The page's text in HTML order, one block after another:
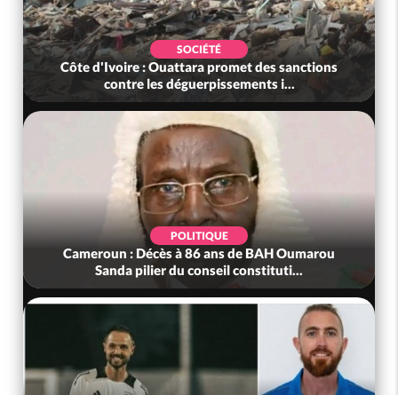
SOCIÉTÉ
Côte d'Ivoire : Ouattara promet des sanctions
contre les déguerpissements i...
POLITIQUE
Cameroun : Décès à 86 ans de BAH Oumarou
Sanda pilier du conseil constituti...